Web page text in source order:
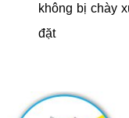
không bị chày
đặt